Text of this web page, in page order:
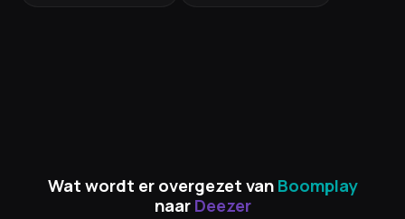
Wat wordt er overgezet vanBoomplay
naarDeezer